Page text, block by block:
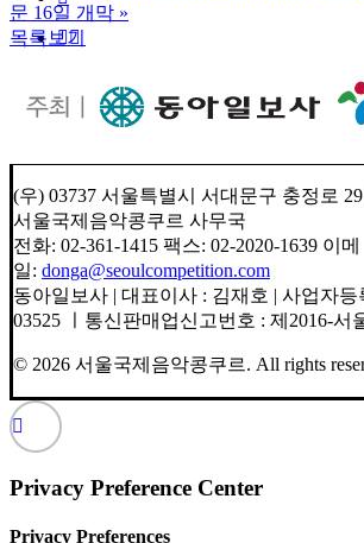
문 16일 개막 »
목록보기
(우) 03737 서울특별시 서대문구 충정로
서울국제음악콩쿠르 사무국
전화: 02-361-1415 팩스: 02-2020-1639 이메
일: donga@seoulcompetition.com
동아일보사 | 대표이사 : 김재호 | 사업자등
03525 ㅣ통신판매업신고번호 : 제2016-서
© 2026 서울국제음악콩쿠르. All rights
Privacy Preference Center
Privacy Preferences